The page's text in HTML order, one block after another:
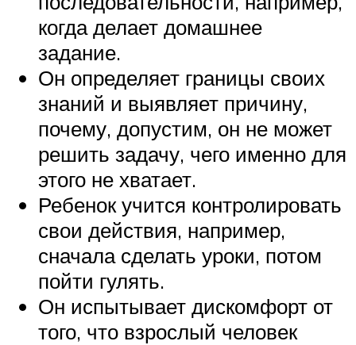
когда делает домашнее
задание.
Он определяет границы своих
знаний и выявляет причину,
почему, допустим, он не может
решить задачу, чего именно для
этого не хватает.
Ребенок учится контролировать
свои действия, например,
сначала сделать уроки, потом
пойти гулять.
Он испытывает дискомфорт от
того, что взрослый человек